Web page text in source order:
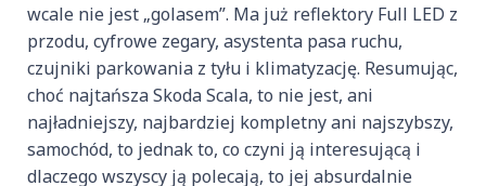
wcale nie jest „golasem”. Ma już reflektory Full LED z
przodu, cyfrowe zegary, asystenta pasa ruchu,
czujniki parkowania z tyłu i klimatyzację. Resumując,
choć najtańsza Skoda Scala, to nie jest, ani
najładniejszy, najbardziej kompletny ani najszybszy,
samochód, to jednak to, co czyni ją interesującą i
dlaczego wszyscy ją polecają, to jej absurdalnie